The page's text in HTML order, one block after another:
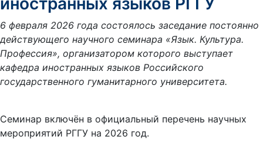
6 февраля 2026 года состоялось заседание постоянно
действующего научного семинара «Язык. Культура.
Профессия», организатором которого выступает
кафедра иностранных языков Российского
государственного гуманитарного университета.
мероприятий РГГУ на 2026 год.
Участники заседания представили к коллегиальному